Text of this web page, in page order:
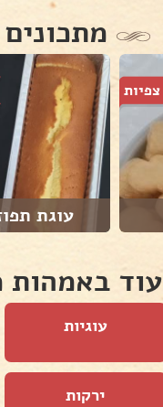
עוגת
עוד באמהות
עוגיות
ירקות